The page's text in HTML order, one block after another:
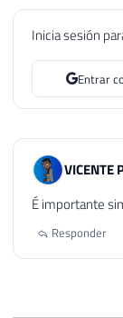
Inicia sesión
Entrar
VICENTE
É importante
Responder